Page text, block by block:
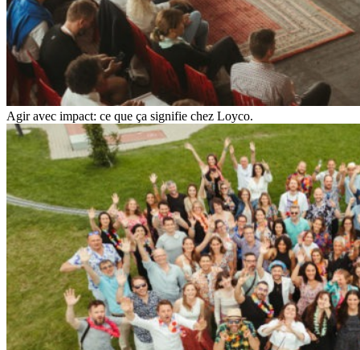
Agir avec impact: ce que ça signifie chez Loyco.